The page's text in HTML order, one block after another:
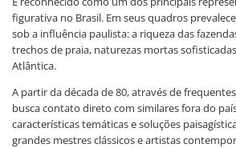
figurativa no Brasil. Em seus quadros
sob a influência paulista: a riqueza das
trechos de praia, naturezas mortas
Atlântica.
A partir da década de 80, através de
busca contato direto com similares fora do
características temáticas e soluções
grandes mestres clássicos e artistas